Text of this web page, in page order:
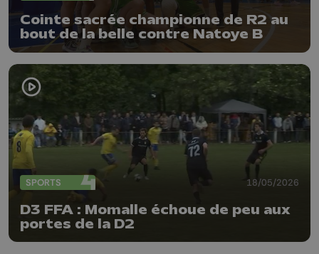
Cointe sacrée championne de R2 au
bout de la belle contre Natoye B
SPORTS 18/05/2026
D3 FFA : Momalle échoue de peu aux
portes de la D2